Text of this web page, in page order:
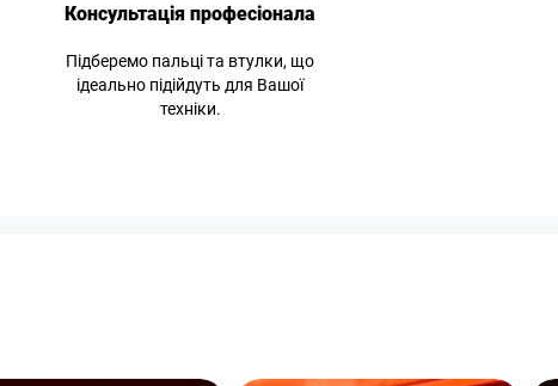
Консультація професіонала
Підберемо пальці та втулки, що
ідеально підійдуть для Вашої
техніки.